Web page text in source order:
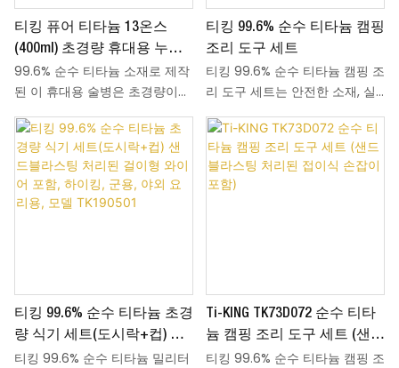
론 주방에서도 편리하게 사용할
수 있습니다.
및 일상생활에 적합합니다.
티킹 퓨어 티타늄 13온스
(400ml) 초경량 휴대용 누수
방지 위스키/와인 플라스크
(야외 배낭여행 및 하이킹용)
99.6% 순수 티타늄 소재로 제작
된 이 휴대용 술병은 초경량이며
내식성이 뛰어납니다.
400ml(13oz) 용량으로 슬림하
고 납작한 디자인 덕분에 주머니
나 배낭에 쉽게 넣어 다닐 수 있
어 하이킹, 배낭여행, 캠핑 및 일
상적인 야외 활동에 적합합니다.
어 활동을 즐기는 사람들에게 실
용적이면서도 세련된 선물이 될
것입니다.
티킹 99.6% 순수 티타늄 캠핑
조리 도구 세트
티킹 99.6% 순수 티타늄 캠핑 조
리 도구 세트는 안전한 소재, 실
용적인 디자인, 다양한 환경에 대
한 적응성을 겸비한 초경량, 내구
성 뛰어난 아웃도어 조리 필수품
으로, 캠핑, 하이킹, 배낭여행, 피
크닉 등 모든 야외 활동에 이상
800ml/1300ml/1950ml/2900
ml의 네 가지 용량 옵션으로 제
공되어 혼자 여행하는 사람, 소규
모 그룹 또는 가족 단위 여행객
티킹 99.6% 순수 티타늄 초경
량 식기 세트(도시락+컵) 샌
드블라스팅 처리된 걸이형
티킹 99.6% 순수 티타늄 밀리터
Ti-KING TK73D072 순수 티타
늄 캠핑 조리 도구 세트 (샌드
블라스팅 처리된 접이식 손
티킹 99.6% 순수 티타늄 캠핑 조